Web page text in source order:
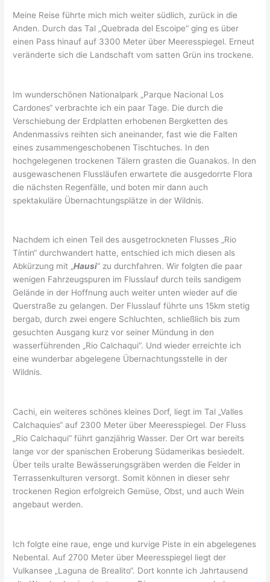
Meine Reise führte mich mich weiter südlich, zurück in die
Anden. Durch das Tal „Quebrada del Escoipe“ ging es über
einen Pass hinauf auf 3300 Meter über Meeresspiegel. Erneut
veränderte sich die Landschaft vom satten Grün ins trockene.
Im wunderschönen Nationalpark „Parque Nacional Los
Cardones“ verbrachte ich ein paar Tage. Die durch die
Verschiebung der Erdplatten erhobenen Bergketten des
Andenmassivs reihten sich aneinander, fast wie die Falten
eines zusammengeschobenen Tischtuches. In den
hochgelegenen trockenen Tälern grasten die Guanakos. In den
ausgewaschenen Flussläufen erwartete die ausgedorrte Flora
die nächsten Regenfälle, und boten mir dann auch
spektakuläre Übernachtungsplätze in der Wildnis.
Nachdem ich einen Teil des ausgetrockneten Flusses „Rio
Tíntin“ durchwandert hatte, entschied ich mich diesen als
Abkürzung mit „Hausi“ zu durchfahren. Wir folgten die paar
wenigen Fahrzeugspuren im Flusslauf durch teils sandigem
Gelände in der Hoffnung auch weiter unten wieder auf die
Querstraße zu gelangen. Der Flusslauf führte uns 15km stetig
bergab, durch zwei engere Schluchten, schließlich bis zum
gesuchten Ausgang kurz vor seiner Mündung in den
wasserführenden „Rio Calchaqui“. Und wieder erreichte ich
eine wunderbar abgelegene Übernachtungsstelle in der
Wildnis.
Cachi, ein weiteres schönes kleines Dorf, liegt im Tal „Valles
Calchaquies“ auf 2300 Meter über Meeresspiegel. Der Fluss
„Rio Calchaqui“ führt ganzjährig Wasser. Der Ort war bereits
lange vor der spanischen Eroberung Südamerikas besiedelt.
Über teils uralte Bewässerungsgräben werden die Felder in
Terrassenkulturen versorgt. Somit können in dieser sehr
trockenen Region erfolgreich Gemüse, Obst, und auch Wein
angebaut werden.
Ich folgte eine raue, enge und kurvige Piste in ein abgelegenes
Nebental. Auf 2700 Meter über Meeresspiegel liegt der
Vulkansee „Laguna de Brealito“. Dort konnte ich Jahrtausend